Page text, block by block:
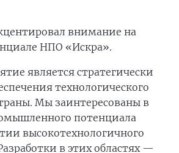
внимание на
НПО «Искра».
является стратегически
технологического
Мы заинтересованы в
потенциала
высокотехнологичного
в этих областях —